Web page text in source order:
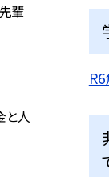
輩
と人